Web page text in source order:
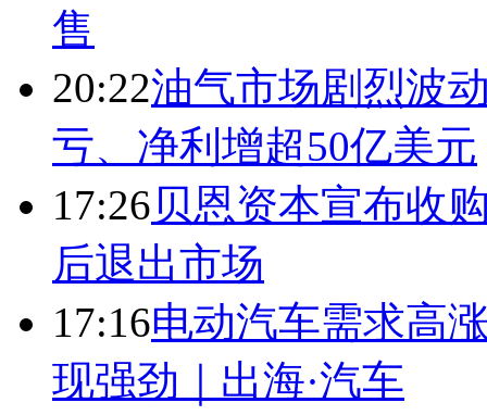
售
20:22油气市场剧烈波
亏、净利增超50亿美元
17:26贝恩资本宣布收
后退出市场
17:16电动汽车需求高
现强劲｜出海·汽车